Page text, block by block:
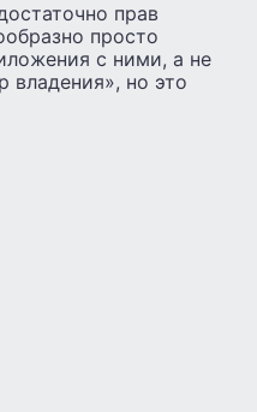
прав
просто
с ними, а не
владения», но это